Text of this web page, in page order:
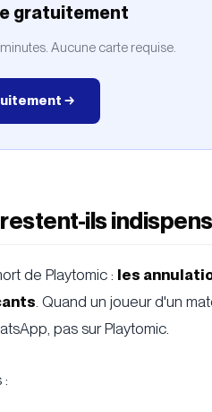
gratuitement
Aucune carte requise.
→
ils
de Playtomic : les
. Quand un joueur d'un
pas sur Playtomic.
: